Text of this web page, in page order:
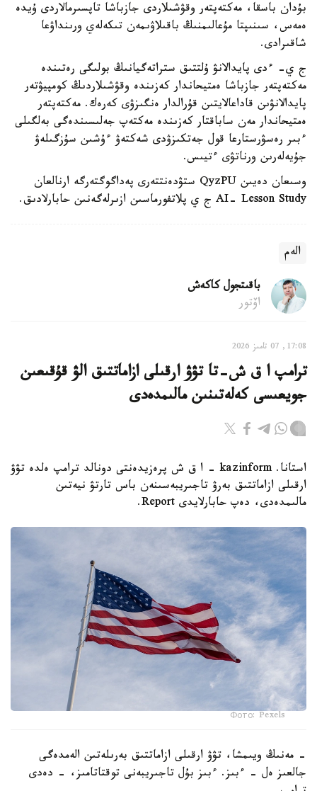
بۇدان باسقا، مەكتەپتەر وقۋشىلاردى جازباشا تاپسىرمالاردى ۇيدە
ەمەس، سىنىپتا مۇعالىمنىڭ باقىلاۋىمەن تىكەلەي ورىنداۋعا
شاقىرادى.
ج ي- ءدى پايدالانۋ ۇلتتىق ستراتەگيانىڭ بولىگى رەتىندە
مەكتەپتەر جازباشا ەمتيحاندار كەزىندە وقۋشىلاردىڭ كومپيۋتەر
پايدالانۋىن قاداعالايتىن قۇرالدار ەنگىزۋى كەرەك. مەكتەپتەر
ەمتيحاندار مەن ساباقتار كەزىندە مەكتەپ جەلىسىندەگى بەلگىلى
ءبىر رەسۋرستارعا قول جەتكىزۋدى شەكتەۋ ءۇشىن سۇزگىلەۋ
جۇيەلەرىن ورناتۋى ءتيىس.
وسىعان دەيىن QyzPU ستۋدەنتتەرى پەداگوگتەرگە ارنالعان
AI- Lesson Study ج ي پلاتفورماسىن ازىرلەگەنىن حابارلادىق.
الەم
باقىتجول كاكەش
اۆتور
17:08, 07 تامىز 2026
ترامپ ا ق ش-تا تۋۋ ارقىلى ازاماتتىق الۋ قۇقىعىن
جويعىسى كەلەتىنىن مالىمدەدى
استانا. kazinform - ا ق ش پرەزيدەنتى دونالد ترامپ ەلدە تۋۋ
ارقىلى ازاماتتىق بەرۋ تاجىريبەسىنەن باس تارتۋ نيەتىن
مالىمدەدى، دەپ حابارلايدى Report.
Фото: Pexels
- مەنىڭ ويىمشا، تۋۋ ارقىلى ازاماتتىق بەرىلەتىن الەمدەگى
جالعىز ەل - ءبىز. ءبىز بۇل تاجىريبەنى توقتاتامىز، - دەدى